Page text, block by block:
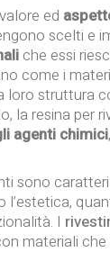
ed
scelti e
che essi
come i
loro struttura
la resina per
agenti chimici
sono
l’estetica,
I
materiali